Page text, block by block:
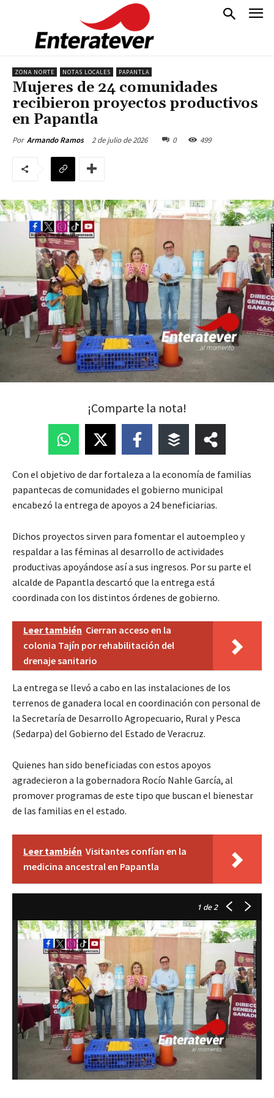
ZONA NORTE NOTAS LOCALES PAPANTLA
Mujeres de 24 comunidades
recibieron proyectos productivos
en Papantla
Por Armando Ramos 2 de julio de 2026 0 499
¡Comparte la nota!
Con el objetivo de dar fortaleza a la economía de familias
papantecas de comunidades el gobierno municipal
encabezó la entrega de apoyos a 24 beneficiarias.
Dichos proyectos sirven para fomentar el autoempleo y
respaldar a las féminas al desarrollo de actividades
productivas apoyándose así a sus ingresos. Por su parte el
alcalde de Papantla descartó que la entrega está
coordinada con los distintos órdenes de gobierno.
Leer también Cierran acceso en la
colonia Tajín por rehabilitación del
drenaje sanitario
La entrega se llevó a cabo en las instalaciones de los
terrenos de ganadera local en coordinación con personal de
la Secretaría de Desarrollo Agropecuario, Rural y Pesca
(Sedarpa) del Gobierno del Estado de Veracruz.
Quienes han sido beneficiadas con estos apoyos
agradecieron a la gobernadora Rocío Nahle García, al
promover programas de este tipo que buscan el bienestar
de las familias en el estado.
Leer también Visitantes confían en la
medicina ancestral en Papantla
1 de 2